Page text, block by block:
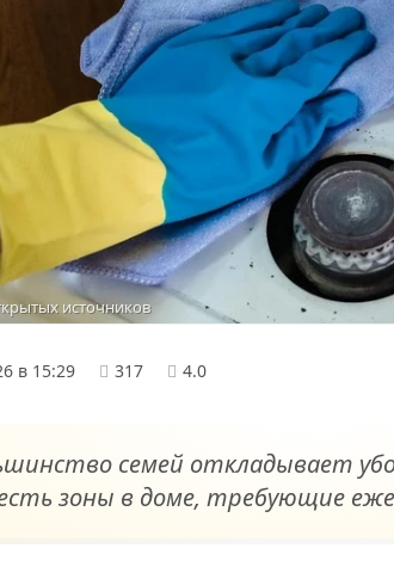
источников
в 15:29 317 4.0
семей откладывает
зоны в доме, требующие